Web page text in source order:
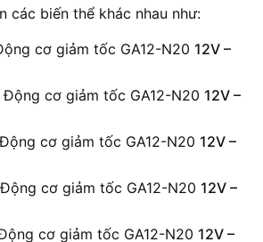
các biến thể khác nhau như:
cơ giảm tốc GA12-N20 12V –
Động cơ giảm tốc GA12-N20 12V –
cơ giảm tốc GA12-N20 12V –
cơ giảm tốc GA12-N20 12V –
cơ giảm tốc GA12-N20 12V –